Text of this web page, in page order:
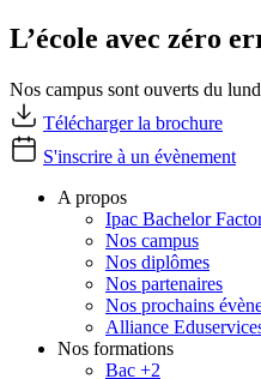
L’école avec zéro
Nos campus sont ouverts du
Télécharger la brochure
S'inscrire à un évènement
A propos
Ipac Bachelor
Nos campus
Nos diplômes
Nos partenaires
Nos prochains
Alliance
Nos formations
Bac +2